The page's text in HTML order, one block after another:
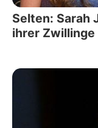
Selten: Sarah
ihrer Zwillinge